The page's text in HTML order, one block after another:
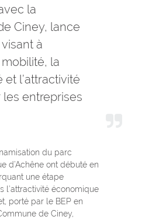
la
Ciney, lance
à
la
l’attractivité
entreprises
du parc
d’Achêne ont débuté en
une étape
l’attractivité économique
porté par le BEP en
de Ciney,